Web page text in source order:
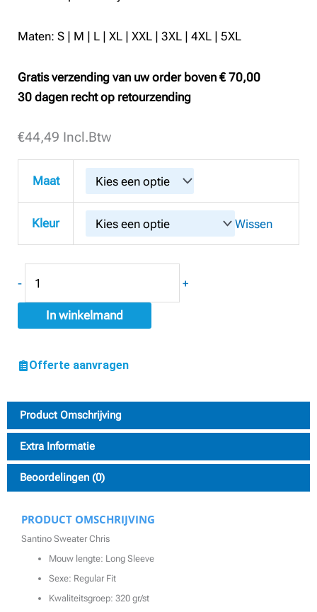
Maten: S | M | L | XL | XXL | 3XL | 4XL | 5XL
Gratis verzending van uw order boven € 70,00
30 dagen recht op retourzending
€44,49 Incl.Btw
Maat
Kleur Wissen
-
Santino
Sweater
Chris
+
In winkelmand
Offerte aanvragen
Product Omschrijving
Extra Informatie
Beoordelingen (0)
PRODUCT OMSCHRIJVING
Santino Sweater Chris
Mouw lengte: Long Sleeve
Sexe: Regular Fit
Kwaliteitsgroep: 320 gr/st